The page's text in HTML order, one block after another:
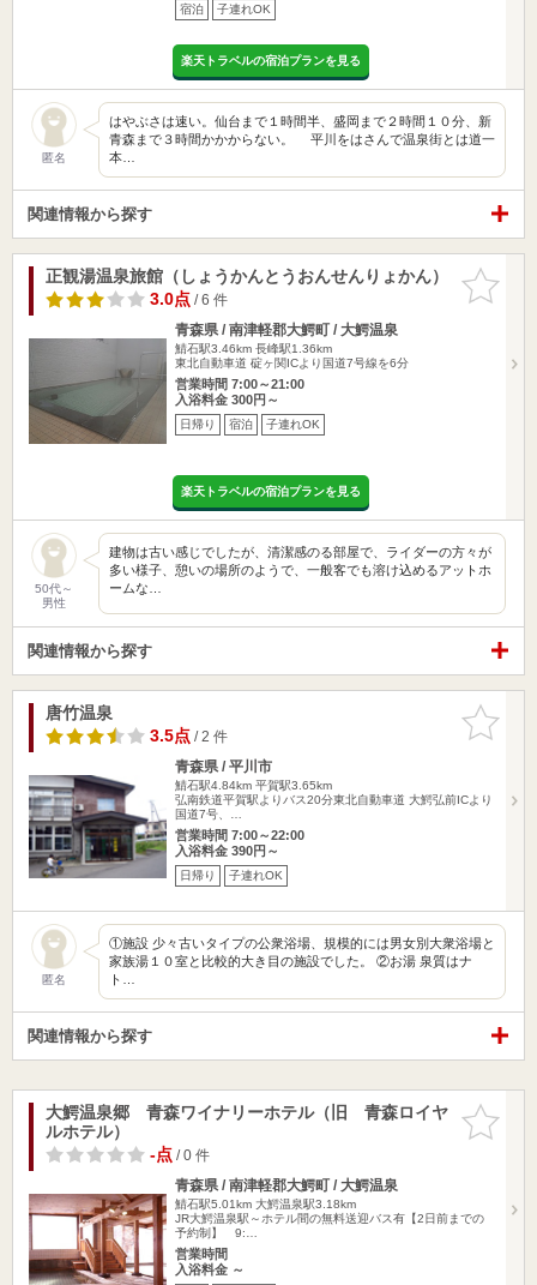
宿泊 子連れOK
楽天トラベルの宿泊プランを見る
匿名
はやぶさは速い。仙台まで１時間半、盛岡まで２時間１０分、新
青森まで３時間かかからない。 平川をはさんで温泉街とは道一
本…
関連情報から探す
お気に入
りに追加
正観湯温泉旅館（しょうかんとうおんせんりょかん）
3.0点/ 6 件
青森県 / 南津軽郡大鰐町 / 大鰐温泉
鯖石駅3.46km 長峰駅1.36km
東北自動車道 碇ヶ関ICより国道7号線を6分
営業時間 7:00～21:00
入浴料金 300円～
日帰り 宿泊 子連れOK
楽天トラベルの宿泊プランを見る
50代～
男性
建物は古い感じでしたが、清潔感のる部屋で、ライダーの方々が
多い様子、憩いの場所のようで、一般客でも溶け込めるアットホ
ームな…
関連情報から探す
お気に入
りに追加
唐竹温泉
3.5点/ 2 件
青森県 / 平川市
鯖石駅4.84km 平賀駅3.65km
弘南鉄道平賀駅よりバス20分東北自動車道 大鰐弘前ICより
国道7号、…
営業時間 7:00～22:00
入浴料金 390円～
日帰り 子連れOK
匿名
①施設 少々古いタイプの公衆浴場、規模的には男女別大衆浴場と
家族湯１０室と比較的大き目の施設でした。 ②お湯 泉質はナ
ト…
関連情報から探す
お気に入
りに追加
大鰐温泉郷 青森ワイナリーホテル（旧 青森ロイヤ
ルホテル）
-点/ 0 件
青森県 / 南津軽郡大鰐町 / 大鰐温泉
鯖石駅5.01km 大鰐温泉駅3.18km
JR大鰐温泉駅～ホテル間の無料送迎バス有【2日前までの
予約制】 9:…
営業時間
入浴料金 ～